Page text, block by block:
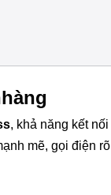
, khả năng kết nối
mẽ, gọi điện rõ